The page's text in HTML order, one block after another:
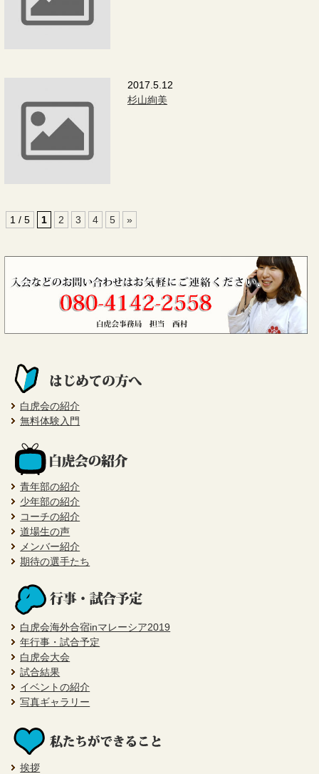
2017.5.12
杉山絢美
1 / 5 1 2 3 4 5 »
白虎会の紹介
無料体験入門
青年部の紹介
少年部の紹介
コーチの紹介
道場生の声
メンバー紹介
期待の選手たち
白虎会海外合宿inマレーシア2019
年行事・試合予定
白虎会大会
試合結果
イベントの紹介
写真ギャラリー
挨拶